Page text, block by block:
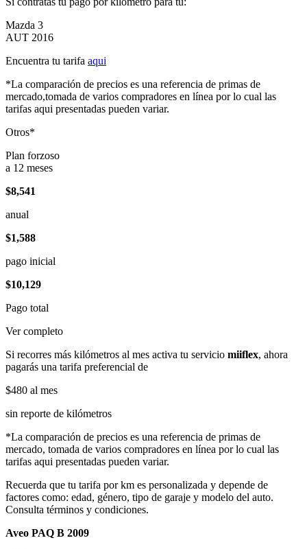
Mazda 3
AUT 2016
Encuentra tu tarifa aqui
*La comparación de precios es una referencia de primas de
mercado,tomada de varios compradores en línea por lo cual las
tarifas aqui presentadas pueden variar.
Otros*
Plan forzoso
a 12 meses
$8,541
anual
$1,588
pago inicial
$10,129
Pago total
Ver completo
Si recorres más kilómetros al mes activa tu servicio miiflex, ahora
pagarás una tarifa preferencial de
$480 al mes
sin reporte de kilómetros
*La comparación de precios es una referencia de primas de
mercado, tomada de varios compradores en línea por lo cual las
tarifas aqui presentadas pueden variar.
Recuerda que tu tarifa por km es personalizada y depende de
factores como: edad, género, tipo de garaje y modelo del auto.
Consulta términos y condiciones.
Aveo PAQ B 2009